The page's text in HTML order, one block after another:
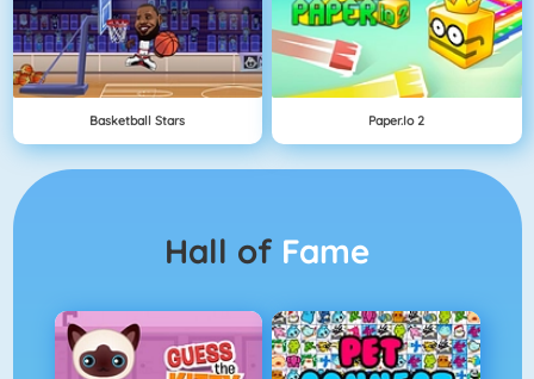
Basketball Stars Paper.io 2
Hall of Fame